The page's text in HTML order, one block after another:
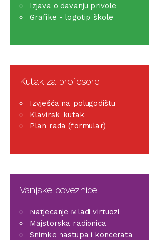
Izjava o davanju privole
Grafike - logotip škole
Kutak za profesore
Izvješća na polugodištu
Klavirski kutak
Plan rada (formular)
Vanjske poveznice
Natjecanje Mladi virtuozi
Majstorska radionica
Snimke nastupa i koncerata